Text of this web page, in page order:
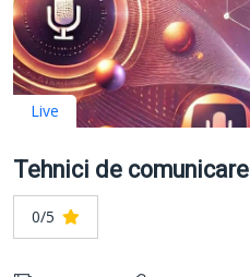
Live
Tehnici de comunicare
0/5